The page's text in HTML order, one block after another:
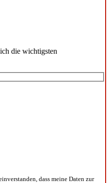
die wichtigsten
dass meine Daten zur